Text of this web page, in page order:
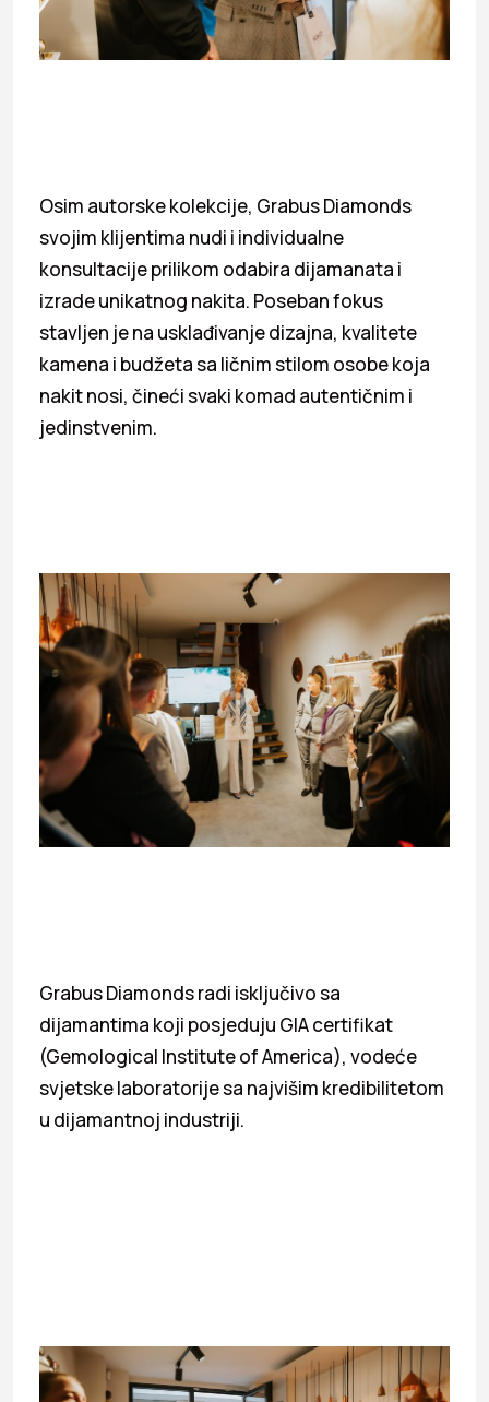
Osim autorske kolekcije, Grabus Diamonds
svojim klijentima nudi i individualne
konsultacije prilikom odabira dijamanata i
izrade unikatnog nakita. Poseban fokus
stavljen je na usklađivanje dizajna, kvalitete
kamena i budžeta sa ličnim stilom osobe koja
nakit nosi, čineći svaki komad autentičnim i
jedinstvenim.
Grabus Diamonds radi isključivo sa
dijamantima koji posjeduju GIA certifikat
(Gemological Institute of America), vodeće
svjetske laboratorije sa najvišim kredibilitetom
u dijamantnoj industriji.